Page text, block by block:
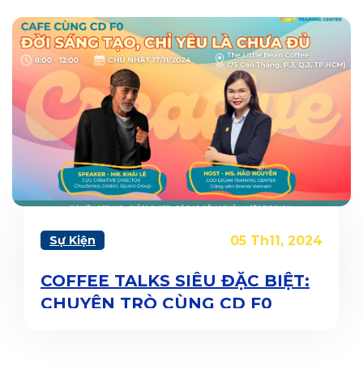
Sự Kiện 05 Th11, 2024
COFFEE TALKS SIÊU ĐẶC BIỆT:
CHUYỆN TRÒ CÙNG CD F0